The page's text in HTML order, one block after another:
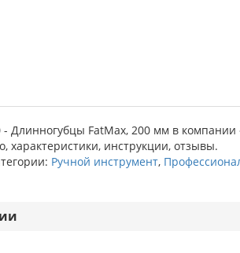
Длинногубцы FatMax, 200 мм в
характеристики, инструкции, отзывы.
Ручной инструмент,